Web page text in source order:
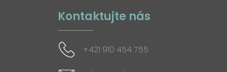
Kontaktujte nás
+421 910 454 755